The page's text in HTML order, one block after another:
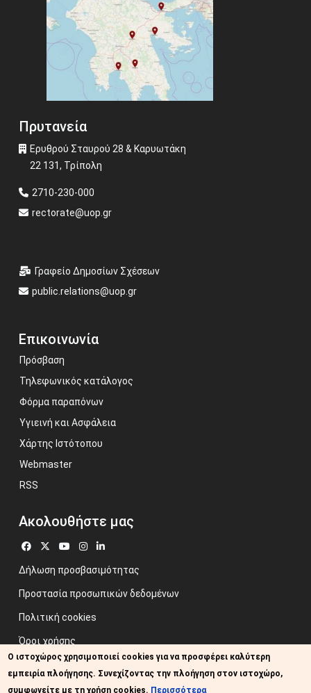
Πρυτανεία
Ερυθρού Σταυρού 28 & Καρυωτάκη
22 131, Τρίπολη
2710-230-000
rectorate@uop.gr
Γραφείο Δημοσίων Σχέσεων
public.relations@uop.gr
Επικοινωνία
Πρόσβαση
Τηλεφωνικός κατάλογος
Φόρμα παραπόνων
Υγιεινή και Ασφάλεια
Χάρτης Ιστότοπου
Webmaster
RSS
Ακολουθήστε μας
Δήλωση προσβασιμότητας
Προστασία προσωπικών δεδομένων
Πολιτική cookies
Όροι χρήσης
Προηγούμενος ιστότοπος
Image credits: Some designed by Freepik
Ο ιστοχώρος χρησιμοποιεί cookies για να προσφέρει καλύτερη
εμπειρία πλοήγησης. Συνεχίζοντας την πλοήγηση στον ιστοχώρο,
συμφωνείτε με τη χρήση cookies. Περισσότερα